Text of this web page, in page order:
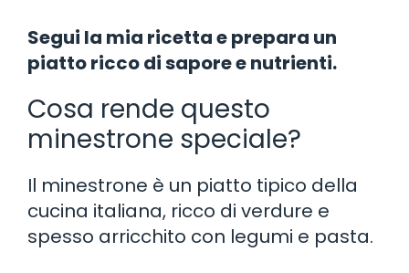
Segui la mia ricetta e prepara un
piatto ricco di sapore e nutrienti.
Cosa rende questo
minestrone speciale?
Il minestrone è un piatto tipico della
cucina italiana, ricco di verdure e
spesso arricchito con legumi e pasta.